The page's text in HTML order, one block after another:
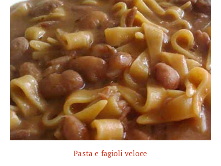
Pasta e fagioli veloce